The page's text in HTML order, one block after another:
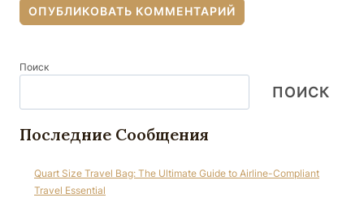
Поиск
ПОИСК
Последние Сообщения
Quart Size Travel Bag: The Ultimate Guide to Airline-Compliant
Travel Essential